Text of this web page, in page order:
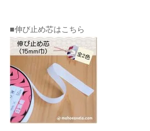
■伸び止め芯はこちら